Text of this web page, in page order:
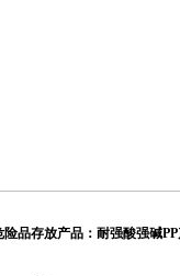
险品存放产品：耐强酸强碱